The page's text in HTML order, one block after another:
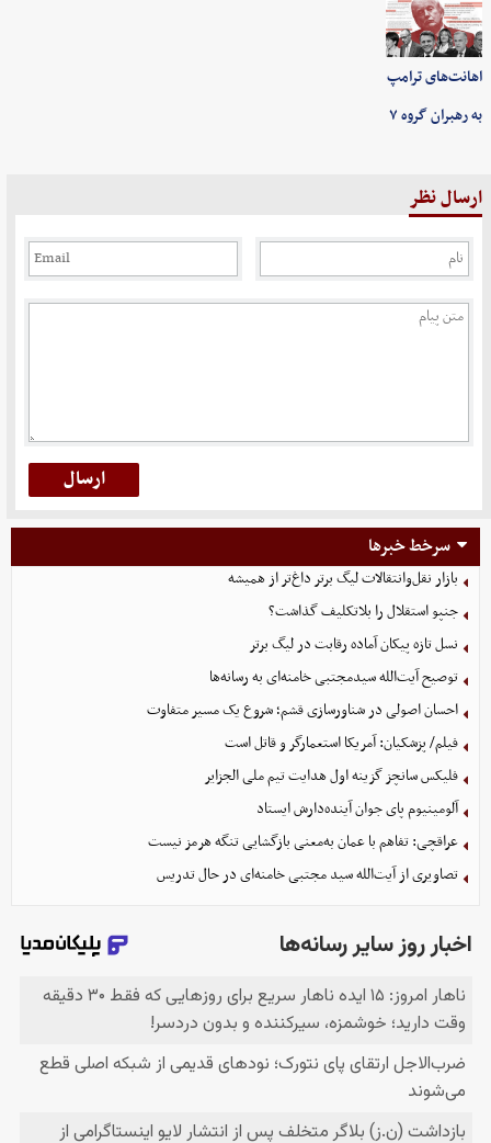
اهانت‌های ترامپ
به رهبران گروه ۷
ارسال نظر
سرخط خبرها
بازار نقل‌وانتقالات لیگ برتر داغ‌تر از همیشه
جنپو استقلال را بلاتکلیف گذاشت؟
نسل تازه پیکان آماده رقابت در لیگ برتر
توصیح آیت‌الله سیدمجتبی خامنه‌ای به رسانه‌ها
احسان اصولی در شناورسازی قشم؛ شروع یک مسیر متفاوت
فیلم/ پزشکیان: آمریکا استعمارگر و قاتل است
فلیکس سانچز گزینه اول هدایت تیم ملی الجزایر
آلومینیوم پای جوان آینده‌دارش ایستاد
عراقچی: تفاهم با عمان به‌معنی بازگشایی تنگه هرمز نیست
تصاویری از آیت‌الله سید مجتبی خامنه‌ای در حال تدریس